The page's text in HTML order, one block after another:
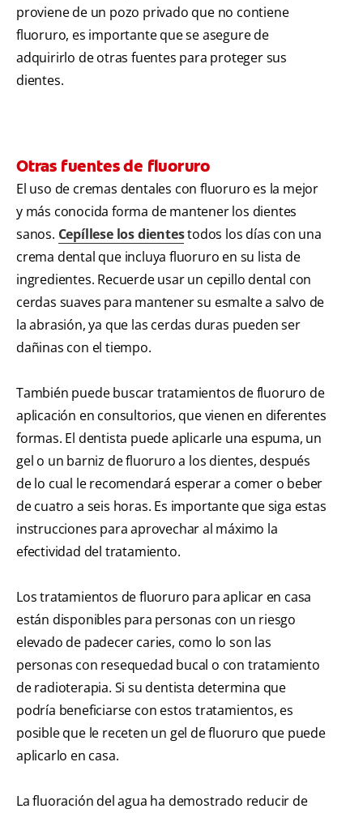
proviene de un pozo privado que no contiene
fluoruro, es importante que se asegure de
adquirirlo de otras fuentes para proteger sus
dientes.
Otras fuentes de fluoruro
El uso de cremas dentales con fluoruro es la mejor
y más conocida forma de mantener los dientes
sanos. Cepíllese los dientestodos los días con una
crema dental que incluya fluoruro en su lista de
ingredientes. Recuerde usar un cepillo dental con
cerdas suaves para mantener su esmalte a salvo de
la abrasión, ya que las cerdas duras pueden ser
dañinas con el tiempo.
También puede buscar tratamientos de fluoruro de
aplicación en consultorios, que vienen en diferentes
formas. El dentista puede aplicarle una espuma, un
gel o un barniz de fluoruro a los dientes, después
de lo cual le recomendará esperar a comer o beber
de cuatro a seis horas. Es importante que siga estas
instrucciones para aprovechar al máximo la
efectividad del tratamiento.
Los tratamientos de fluoruro para aplicar en casa
están disponibles para personas con un riesgo
elevado de padecer caries, como lo son las
personas con resequedad bucal o con tratamiento
de radioterapia. Si su dentista determina que
podría beneficiarse con estos tratamientos, es
posible que le receten un gel de fluoruro que puede
aplicarlo en casa.
La fluoración del agua ha demostrado reducir de